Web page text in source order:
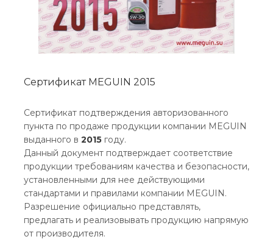
Сертификат MEGUIN 2015
Сертификат подтверждения авторизованного
пункта по продаже продукции компании MEGUIN
выданного в 2015 году.
Данный документ подтверждает соответствие
продукции требованиям качества и безопасности,
установленными для нее действующими
стандартами и правилами компании MEGUIN.
Разрешение официально представлять,
предлагать и реализовывать продукцию напрямую
от производителя.